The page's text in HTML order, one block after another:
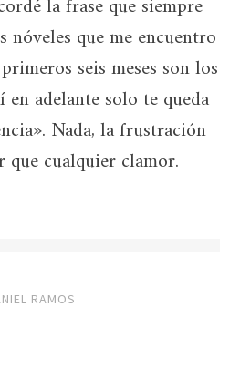
la frase que siempre
que me encuentro
seis meses son los
adelante solo te queda
Nada, la frustración
que cualquier clamor.
RAMOS